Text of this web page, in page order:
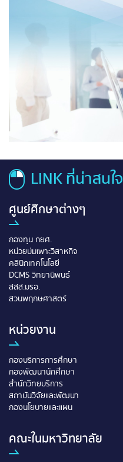
LINK ที่น่าสนใจ
ศูนย์ศึกษาต่างๆ
กองทุน กยศ.
หน่วยบ่มเพาะวิสาหกิจ
คลินิกเทคโนโลยี
DCMS วิทยานิพนธ์
สสส.มรอ.
สวนพฤกษศาสตร์
หน่วยงาน
กองบริการการศึกษา
กองพัฒนานักศึกษา
สำนักวิทยบริการ
สถาบันวิจัยและพัฒนา
กองนโยบายและแผน
คณะในมหาวิทยาลัย